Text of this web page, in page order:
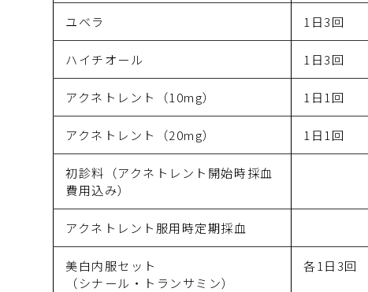
ユベラ 1日3回
ハイチオール 1日3回
アクネトレント（10mg） 1日1回
アクネトレント（20mg） 1日1回
初診料（アクネトレント開始時採血
費用込み）
アクネトレント服用時定期採血
美白内服セット
（シナール ・トランサミン）
各1日3回